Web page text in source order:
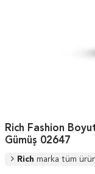
Rich Fashion
Gümüş 02647
Rich marka tüm